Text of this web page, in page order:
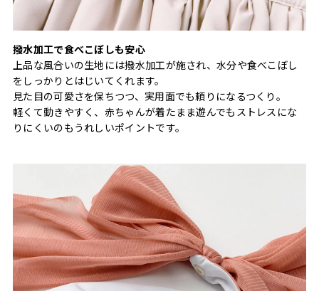
撥水加工で食べこぼしも安心
上品な風合いの生地には撥水加工が施され、水分や食べこぼし
をしっかりとはじいてくれます。
見た目の可愛さを保ちつつ、実用面でも頼りになるつくり。
軽くて動きやすく、赤ちゃんが着たまま遊んでもストレスにな
りにくいのもうれしいポイントです。